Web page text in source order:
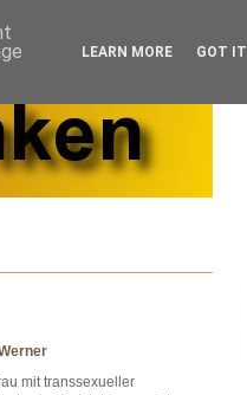
mit transsexueller
LEARN MORE GOT IT